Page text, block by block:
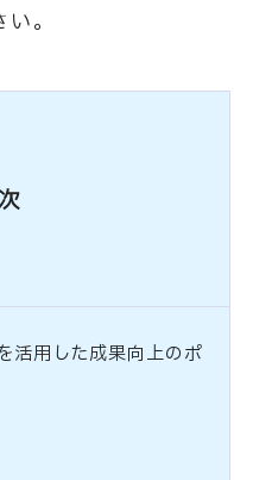
。
活用した成果向上のポ